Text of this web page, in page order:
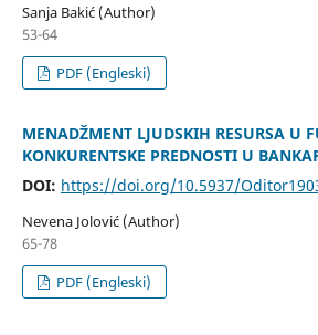
Sanja Bakić (Author)
53-64
PDF (Engleski)
MENADŽMENT LJUDSKIH RESURSA U
KONKURENTSKE PREDNOSTI U
DOI: https://doi.org/10.5937/
Nevena Jolović (Author)
65-78
PDF (Engleski)